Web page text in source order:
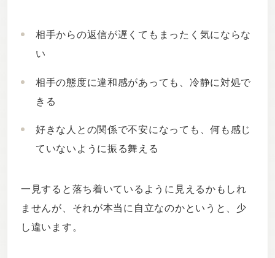
相手からの返信が遅くてもまったく気にならな
い
相手の態度に違和感があっても、冷静に対処で
きる
好きな人との関係で不安になっても、何も感じ
ていないように振る舞える
一見すると落ち着いているように見えるかもしれ
ませんが、それが本当に自立なのかというと、少
し違います。